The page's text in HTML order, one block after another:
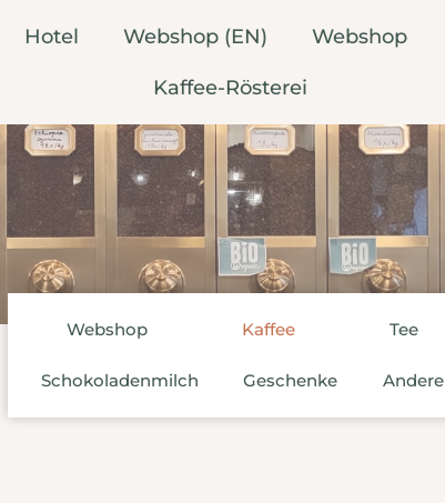
Hotel Webshop (EN) Webshop
Kaffee-Rösterei
Webshop Kaffee Tee
Schokoladenmilch Geschenke Andere